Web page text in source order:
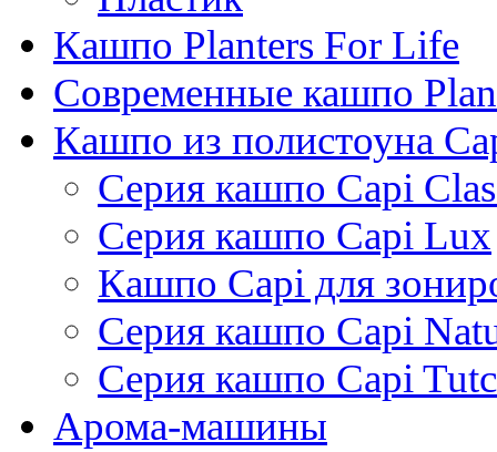
Кашпо Planters For Life
Современные кашпо
Кашпо из полистоуна
Серия кашпо Capi
Серия кашпо Capi Lux
Кашпо Capi для
Серия кашпо Capi
Серия кашпо Capi
Арома-машины